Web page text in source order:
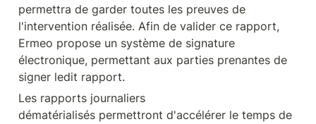
permettra de garder toutes les preuves de
l'intervention réalisée. Afin de valider ce rapport,
Ermeo propose un système de signature
électronique, permettant aux parties prenantes de
signer ledit rapport.
Les rapports journaliers
dématérialisés permettront d'accélérer le temps de